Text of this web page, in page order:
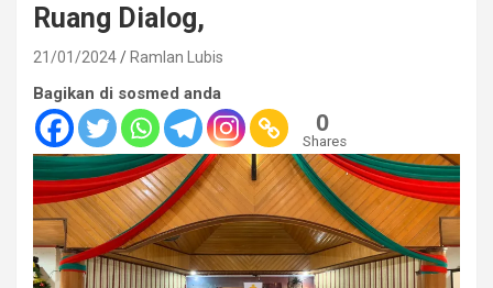
Ruang Dialog,
21/01/2024 Ramlan Lubis
Bagikan di sosmed anda
0
Shares